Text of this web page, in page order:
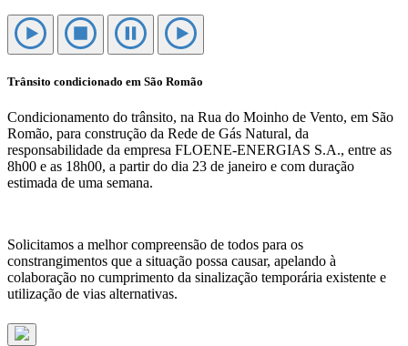
Trânsito condicionado em São Romão
Condicionamento do trânsito, na Rua do Moinho de Vento, em São
Romão, para construção da Rede de Gás Natural, da
responsabilidade da empresa FLOENE-ENERGIAS S.A., entre as
8h00 e as 18h00, a partir do dia 23 de janeiro e com duração
estimada de uma semana.
Solicitamos a melhor compreensão de todos para os
constrangimentos que a situação possa causar, apelando à
colaboração no cumprimento da sinalização temporária existente e
utilização de vias alternativas.